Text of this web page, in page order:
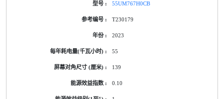
55UM767H0CB
T230179
2023
55
139
0.10